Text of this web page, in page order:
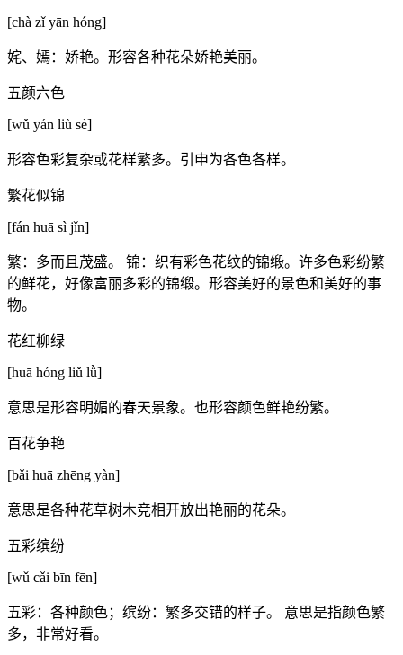
[chà zǐ yān hóng]
姹、嫣：娇艳。形容各种花朵娇艳美丽。
五颜六色
[wǔ yán liù sè]
形容色彩复杂或花样繁多。引申为各色各样。
繁花似锦
[fán huā sì jǐn]
繁：多而且茂盛。 锦：织有彩色花纹的锦缎。许多色彩纷繁
的鲜花，好像富丽多彩的锦缎。形容美好的景色和美好的事
物。
花红柳绿
[huā hóng liǔ lǜ]
意思是形容明媚的春天景象。也形容颜色鲜艳纷繁。
百花争艳
[bǎi huā zhēng yàn]
意思是各种花草树木竞相开放出艳丽的花朵。
五彩缤纷
[wǔ cǎi bīn fēn]
五彩：各种颜色；缤纷：繁多交错的样子。 意思是指颜色繁
多，非常好看。